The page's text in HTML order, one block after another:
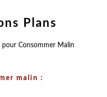
Plans
malin :